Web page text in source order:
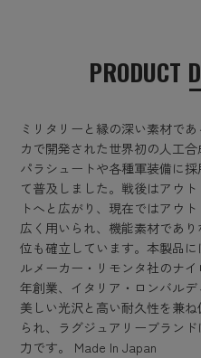
PRODUCT
ミリタリーと縁の深い素材で
カで開発された世界初の人工
パラシュートや各種軍装備に
て普及しました。戦後はアウ
トへと広がり、現在ではアウ
広く用いられ、機能素材であ
位も確立しています。本製品
ルメーカー・リモンタ社のナ
年創業、イタリア・ロンバルデ
美しい光沢と高い耐久性を兼
られ、ラグジュアリーブラン
力です。 Made In Japan